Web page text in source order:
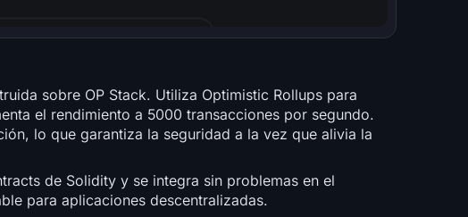
sobre OP Stack. Utiliza Optimistic Rollups para
el rendimiento a 5000 transacciones por segundo.
lo que garantiza la seguridad a la vez que alivia la
de Solidity y se integra sin problemas en el
para aplicaciones descentralizadas.